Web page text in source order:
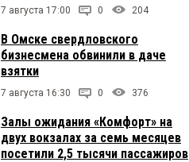
7 августа 17:00 0 204
В Омске свердловского
бизнесмена обвинили в даче
взятки
7 августа 16:30 0 376
Залы ожидания «Комфорт» на
двух вокзалах за семь месяцев
посетили 2,5 тысячи пассажиров